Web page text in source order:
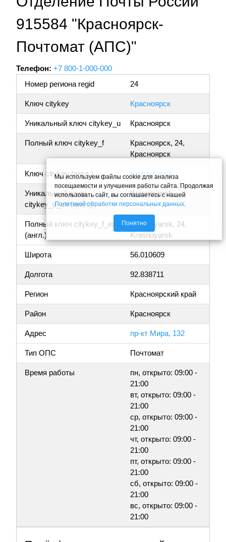
915584 "Красноярск-
Почтомат (АПС)"
Телефон: +7 800-1-000-000
Номер региона regid
24
Ключ citykey Красноярск
Уникальный ключ citykey_u Красноярск
Полный ключ citykey_f
Красноярск, 24,
Красноярск
Ключ citykey (англ.) Krasnoyarsk
Уникальный ключ
citykey_u_en (англ.)
Krasnoyarsk
Полный ключ citykey_f_en
(англ.)
Krasnoyarsk, 24,
Krasnoyarsk
Широта 56.010609
Долгота 92.838711
Регион Красноярский край
Район Красноярск
Адрес пр-кт Мира, 132
Тип ОПС Почтомат
Время работы
пн, открыто: 09:00 -
21:00
вт, открыто: 09:00 -
21:00
ср, открыто: 09:00 -
21:00
чт, открыто: 09:00 -
21:00
пт, открыто: 09:00 -
21:00
сб, открыто: 09:00 -
21:00
вс, открыто: 09:00 -
21:00
Мы используем файлы cookie для анализа
посещаемости и улучшения работы сайта. Продолжая
использовать сайт, вы соглашаетесь с нашей
Политикой обработки персональных данных.
Понятно